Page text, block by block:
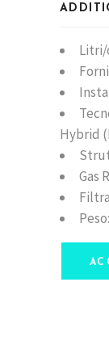
Litri/
Hybrid
Gas